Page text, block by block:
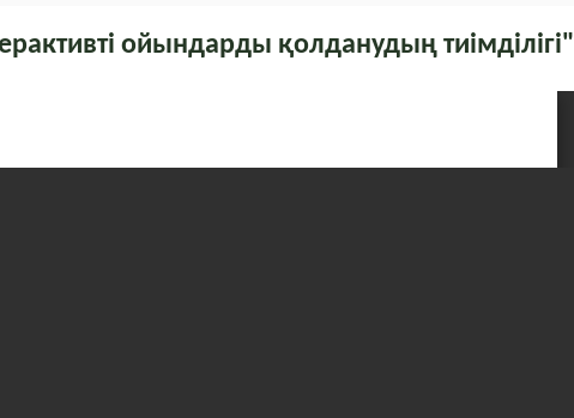
ойындарды қолданудың тиімділігі"